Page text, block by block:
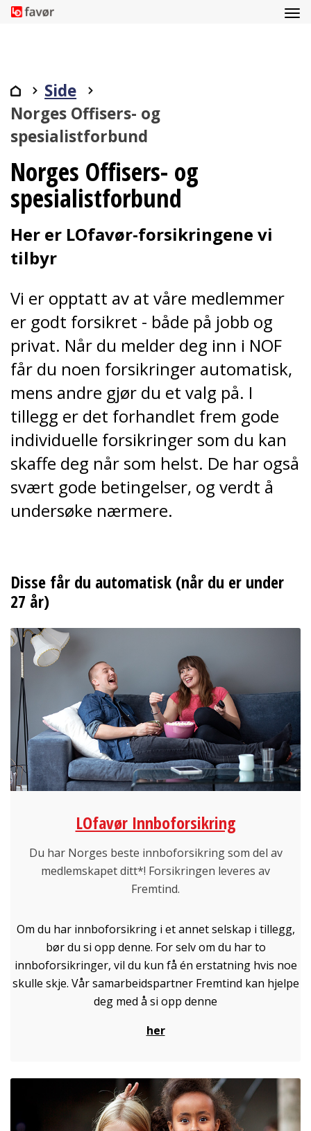
Side
Norges Offisers- og
spesialistforbund
Norges Offisers- og
spesialistforbund
Her er LOfavør-forsikringene vi
tilbyr
Vi er opptatt av at våre medlemmer
er godt forsikret - både på jobb og
privat. Når du melder deg inn i NOF
får du noen forsikringer automatisk,
mens andre gjør du et valg på. I
tillegg er det forhandlet frem gode
individuelle forsikringer som du kan
skaffe deg når som helst. De har også
svært gode betingelser, og verdt å
undersøke nærmere.
Disse får du automatisk (når du er under
27 år)
LOfavør Innboforsikring
Du har Norges beste innboforsikring som del av
medlemskapet ditt*! Forsikringen leveres av
Fremtind.
Om du har innboforsikring i et annet selskap i tillegg,
bør du si opp denne. For selv om du har to
innboforsikringer, vil du kun få én erstatning hvis noe
skulle skje. Vår samarbeidspartner Fremtind kan hjelpe
deg med å si opp denne
her